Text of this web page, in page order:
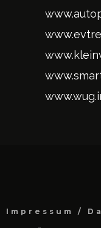
Impressum /